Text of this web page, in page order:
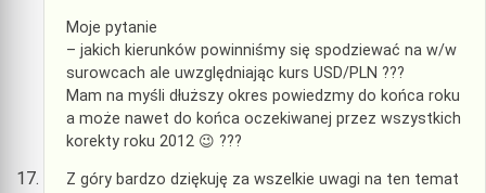
Moje pytanie
– jakich kierunków powinniśmy się spodziewać na w/w
surowcach ale uwzględniając kurs USD/PLN ???
Mam na myśli dłuższy okres powiedzmy do końca roku
a może nawet do końca oczekiwanej przez wszystkich
korekty roku 2012 😉 ???
Z góry bardzo dziękuję za wszelkie uwagi na ten temat